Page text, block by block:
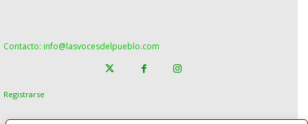
Contacto: info@lasvocesdelpueblo.com
Registrarse